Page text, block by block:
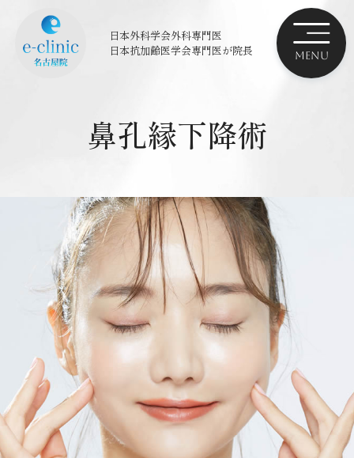
日本外科学会外科専門医
日本抗加齢医学会専門医が院長
鼻孔縁下降術